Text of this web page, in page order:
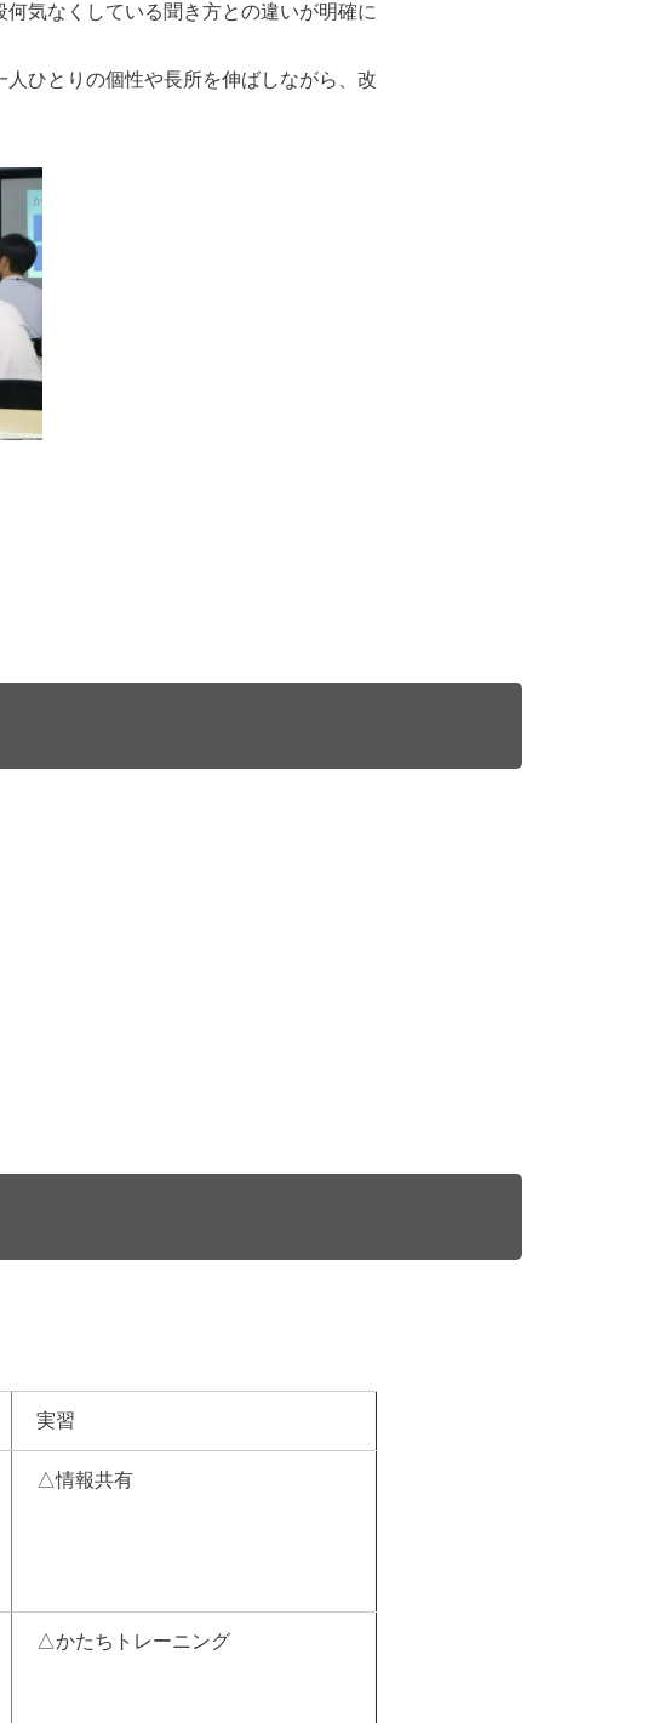
気なくしている聞き方との違いが明確に
ひとりの個性や長所を伸ばしながら、改
実習
△情報共有
△かたちトレーニング